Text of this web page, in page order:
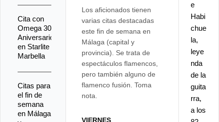
Los aficionados tienen
varias citas destacadas
este fin de semana en
Málaga (capital y
provincia). Se trata de
espectáculos flamencos,
pero también alguno de
flamenco fusión. Toma
nota.
VIERNES
e
Habi
chue
la,
leye
nda
de la
guita
rra,
a los
Cita con
Omega 30
Aniversario
en Starlite
Marbella
Citas para
el fin de
semana
en Málaga